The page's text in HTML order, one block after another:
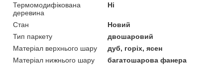
Термомодифікована
деревина
Ні
Стан
Новий
Тип паркету
двошаровий
Матеріал верхнього шару
дуб, горіх, ясен
Матеріал нижнього шару
багатошарова фанера